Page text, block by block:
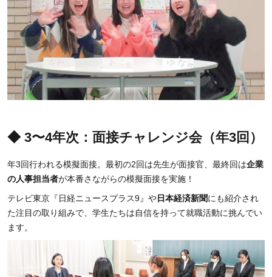
◆ 3〜4年次：面接チャレンジ会（年3回）
年3回行われる模擬面接。最初の2回は先生が面接官、最終回は企業
の人事担当者が本番さながらの模擬面接を実施！
テレビ東京『日経ニュースプラス9』や日本経済新聞にも紹介され
た注目の取り組みで、学生たちは自信を持って就職活動に挑んでい
ます。